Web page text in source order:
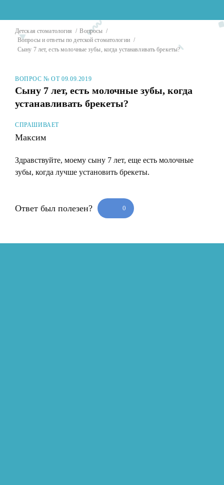
Детская стоматология
Вопросы
Вопросы и ответы по детской стоматологии
Сыну 7 лет, есть молочные зубы, когда устанавливать брекеты?
ВОПРОС № ОТ 09.09.2019
Сыну 7 лет, есть молочные зубы, когда
устанавливать брекеты?
СПРАШИВАЕТ
Максим
Здравствуйте, моему сыну 7 лет, еще есть молочные
зубы, когда лучше установить брекеты.
Ответ был полезен? 0